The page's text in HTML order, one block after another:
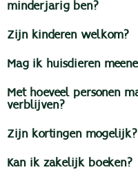
minderjarig ben?
Zijn kinderen welkom?
Mag ik huisdieren
Met hoeveel personen
verblijven?
Zijn kortingen mogelijk?
Kan ik zakelijk boeken?